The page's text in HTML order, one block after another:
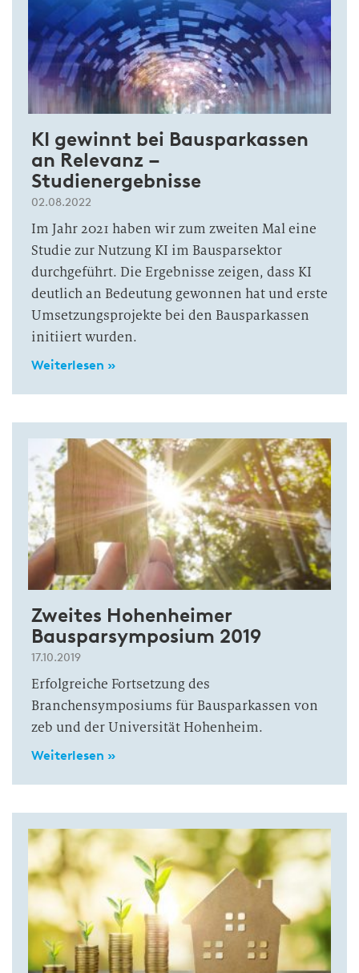
KI gewinnt bei Bausparkassen
an Relevanz –
Studienergebnisse
02.08.2022
Im Jahr 2021 haben wir zum zweiten Mal eine
Studie zur Nutzung KI im Bausparsektor
durchgeführt. Die Ergebnisse zeigen, dass KI
deutlich an Bedeutung gewonnen hat und erste
Umsetzungsprojekte bei den Bausparkassen
initiiert wurden.
Weiterlesen »
Zweites Hohenheimer
Bausparsymposium 2019
17.10.2019
Erfolgreiche Fortsetzung des
Branchensymposiums für Bausparkassen von
zeb und der Universität Hohenheim.
Weiterlesen »